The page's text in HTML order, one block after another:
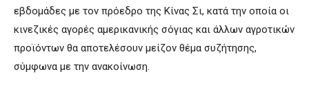
εβδομάδες με τον πρόεδρο της Κίνας Σι, κατά την οποία οι
κινεζικές αγορές αμερικανικής σόγιας και άλλων αγροτικών
προϊόντων θα αποτελέσουν μείζον θέμα συζήτησης,
σύμφωνα με την ανακοίνωση.